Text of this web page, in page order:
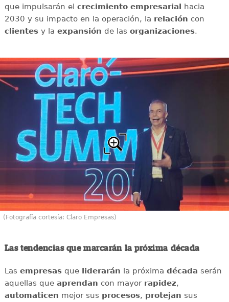
que impulsarán el crecimiento empresarial
hacia
2030 y su impacto en la operación, la relación con
clientesy la expansión de las organizaciones.
(Fotografía cortesía: Claro Empresas)
Las tendencias que marcarán la próxima década
Las empresasqueliderarán la próxima década serán
aquellas queaprendan con mayor rapidez,
automaticen mejor sus procesos, protejan sus